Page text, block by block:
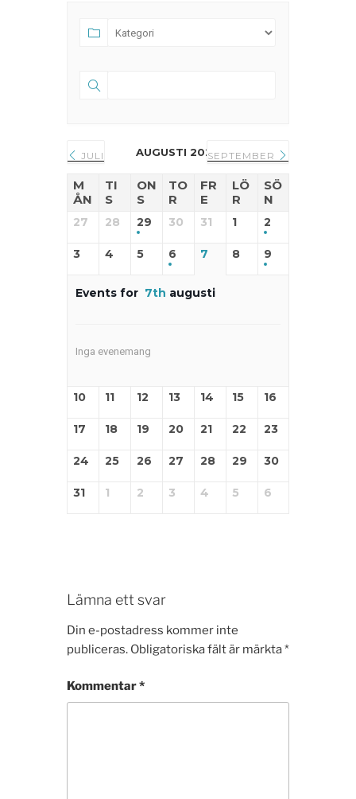
JULI AUGUSTI 2026SEPTEMBER
M
ÅN
TI
S
ON
S
TO
R
FR
E
LÖ
R
SÖ
N
27 28 29 30 31 1 2
3 4 5 6 7 8 9
Events for 7th augusti
Inga evenemang
10 11 12 13 14 15 16
17 18 19 20 21 22 23
24 25 26 27 28 29 30
31 1 2 3 4 5 6
Lämna ett svar
Din e-postadress kommer inte
publiceras. Obligatoriska fält är märkta*
Kommentar*